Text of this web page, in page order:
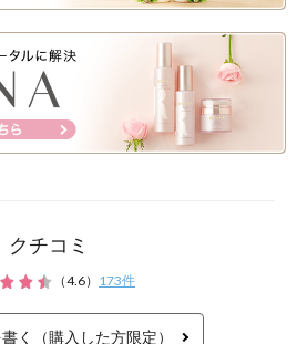
クチコミ
（4.6） 173件
く（購入した方限定）